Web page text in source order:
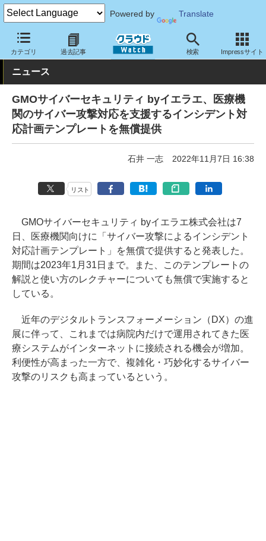
Powered by Translate
カテゴリ 過去記事 検索 Impressサイト
クラウド Watch セキュリティ その他
ニュース
GMOサイバーセキュリティ byイエラエ、医療機
関のサイバー攻撃対応を支援するインシデント対
応計画テンプレートを無償提供
石井 一志 2022年11月7日 16:38
リスト
GMOサイバーセキュリティ byイエラエ株式会社は7
日、医療機関向けに「サイバー攻撃によるインシデント
対応計画テンプレート」を無償で提供すると発表した。
期間は2023年1月31日まで。また、このテンプレートの
解説と使い方のレクチャーについても無償で実施すると
している。
近年のデジタルトランスフォーメーション（DX）の進
展に伴って、これまでは病院内だけで運用されてきた医
療システムがインターネットに接続される機会が増加。
利便性が高まった一方で、複雑化・巧妙化するサイバー
攻撃のリスクも高まっているという。